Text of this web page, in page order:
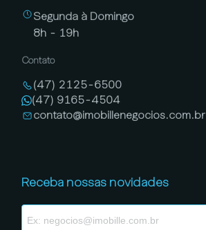
Segunda à Domingo
8h - 19h
Contato
(47) 2125-6500
(47) 9165-4504
contato@imobillenegocios.com.br
Receba nossas novidades